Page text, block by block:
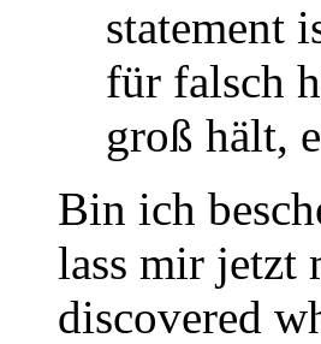
statement
für falsch
groß hält,
Bin ich
lass mir jetzt
discovered